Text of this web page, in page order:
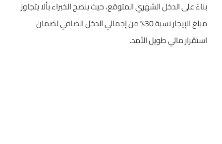
بناءً على الدخل الشهري المتوقع، حيث ينصح الخبراء بألا يتجاوز
مبلغ الإيجار نسبة 30% من إجمالي الدخل الصافي لضمان
استقرار مالي طويل الأمد.